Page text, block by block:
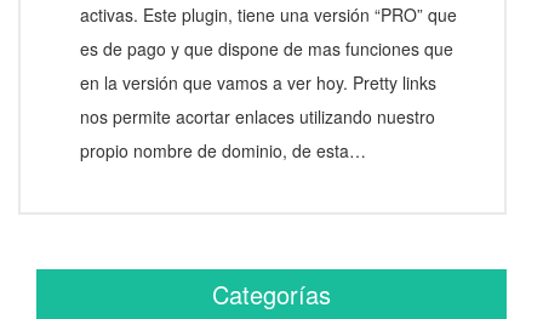
activas. Este plugin, tiene una versión “PRO” que
es de pago y que dispone de mas funciones que
en la versión que vamos a ver hoy. Pretty links
nos permite acortar enlaces utilizando nuestro
propio nombre de dominio, de esta…
Categorías